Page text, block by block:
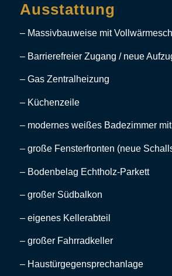
Ausstattung
– Massivbauweise mit
– Barrierefreier Zugang / neue
– Gas Zentralheizung
– Küchenzeile
– modernes weißes Badezimmer
– große Fensterfronten (neue
– Bodenbelag Echtholz-Parkett
– großer Südbalkon
– eigenes Kellerabteil
– großer Fahrradkeller
– Haustürgegensprechanlage